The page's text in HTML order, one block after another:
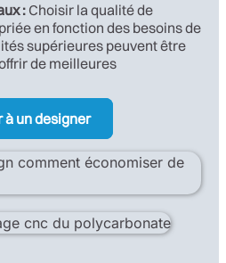
: Choisir la qualité de
en fonction des besoins de
supérieures peuvent être
de meilleures
à un designer